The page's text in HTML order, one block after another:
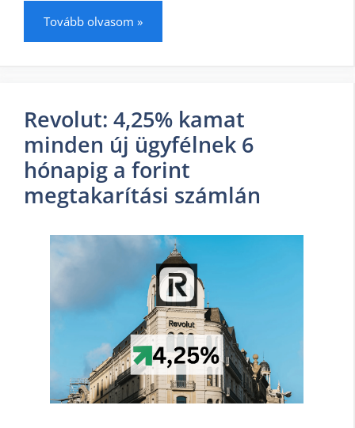
Tovább olvasom »
Revolut: 4,25% kamat
minden új ügyfélnek 6
hónapig a forint
megtakarítási számlán